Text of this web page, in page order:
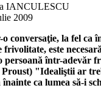
IANCULESCU
2009
conversaţie, la fel ca
frivolitate, este
persoană într-adevăr
"Idealiştii ar
ca lumea să-i